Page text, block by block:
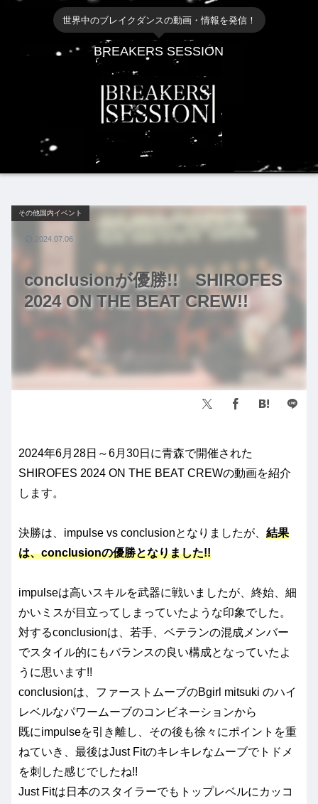
世界中のブレイクダンスの動画・情報を発信！
BREAKERS SESSION
conclusionが優勝!! SHIROFES
2024 ON THE BEAT CREW!!
その他国内イベント
2024.07.06
2024年6月28日～6月30日に青森で開催された
SHIROFES 2024 ON THE BEAT CREWの動画を紹介
します。
決勝は、impulse vs conclusionとなりましたが、 結果
は、conclusionの優勝となりました!!
impulseは高いスキルを武器に戦いましたが、終始、細
かいミスが目立ってしまっていたような印象でした。
対するconclusionは、若手、ベテランの混成メンバー
でスタイル的にもバランスの良い構成となっていたよ
うに思います!!
conclusionは、ファーストムーブのBgirl mitsuki のハイ
レベルなパワームーブのコンビネーションから
既にimpulseを引き離し、その後も徐々にポイントを重
ねていき、最後はJust Fitのキレキレなムーブでトドメ
を刺した感じでしたね!!
Just Fitは日本のスタイラーでもトップレベルにカッコ